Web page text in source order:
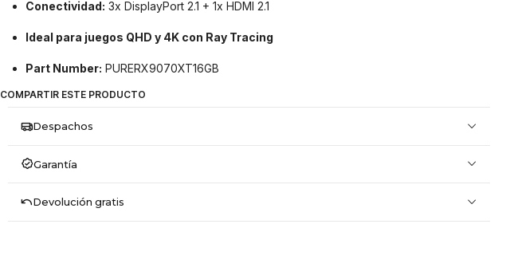
Conectividad: 3x DisplayPort 2.1 + 1x HDMI 2.1
Ideal para juegos QHD y 4K con Ray Tracing
Part Number: PURERX9070XT16GB
COMPARTIR ESTE PRODUCTO
Despachos
Garantía
Devolución gratis